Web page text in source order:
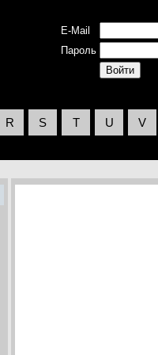
E-Mail
Пароль
R S T U V